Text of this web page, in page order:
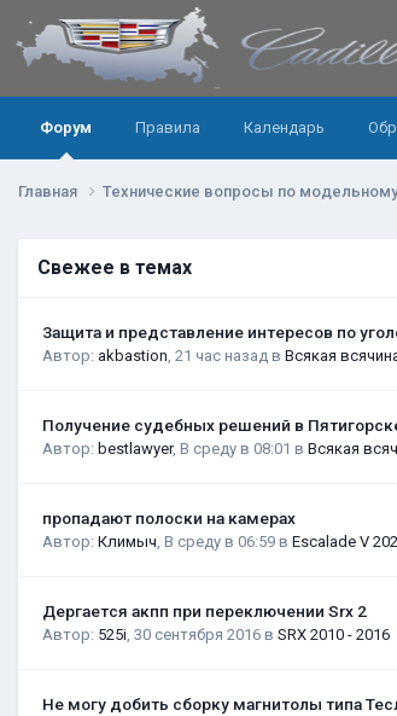
Форум Правила Календарь
Главная Технические вопросы по
Свежее в темах
Защита и представление интересов по
Автор: akbastion 21 час назад в Всякая
Получение судебных решений в
Автор: bestlawyer, В среду в 08:01 в Всякая
пропадают полоски на камерах
Автор: Климыч В среду в 06:59 в Escalade V
Дергается акпп при переключении Srx 2
Автор: 525i 30 сентября 2016 в SRX 2010 - 2016
Не могу добить сборку магнитолы типа